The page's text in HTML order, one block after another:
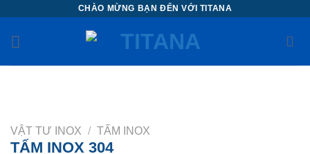
CHÀO MỪNG BẠN ĐẾN VỚI TITANA
VẬT TƯ INOX / TẤM INOX
TẤM INOX 304